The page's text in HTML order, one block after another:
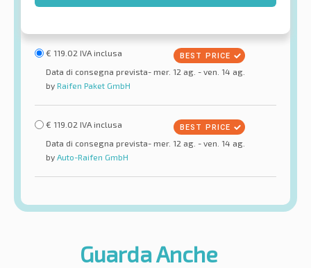
€ 119.02 IVA inclusa
Data di consegna prevista- mer. 12 ag. - ven. 14 ag.
by Raifen Paket GmbH
€ 119.02 IVA inclusa
Data di consegna prevista- mer. 12 ag. - ven. 14 ag.
by Auto-Raifen GmbH
Guarda Anche